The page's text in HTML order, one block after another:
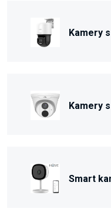
Kamery
Kamery
Smart